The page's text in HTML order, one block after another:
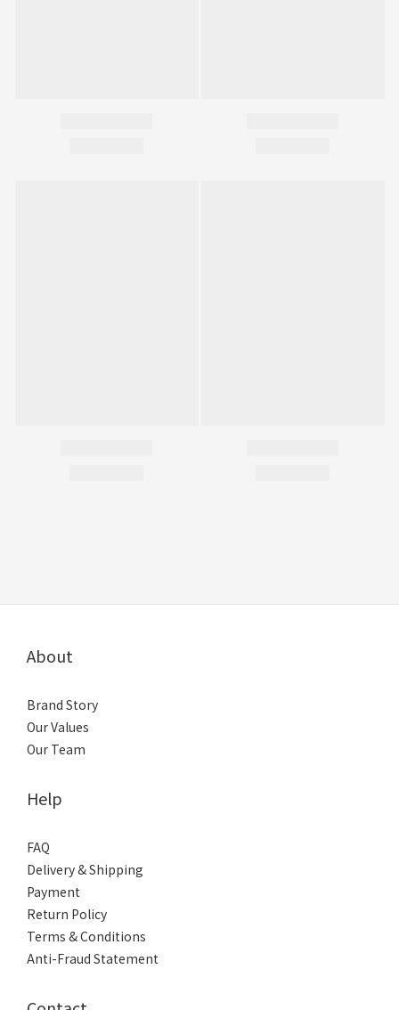
About
Brand Story
Our Values
Our Team
Help
FAQ
Delivery & Shipping
Payment
Return Policy
Terms & Conditions
Anti-Fraud Statement